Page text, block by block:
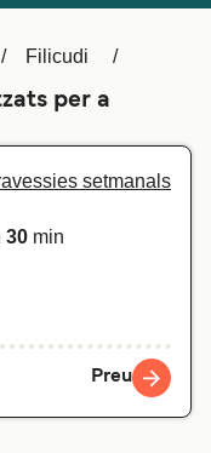
(FR)
Filicudi
per a
setmanals
30 min
Preu